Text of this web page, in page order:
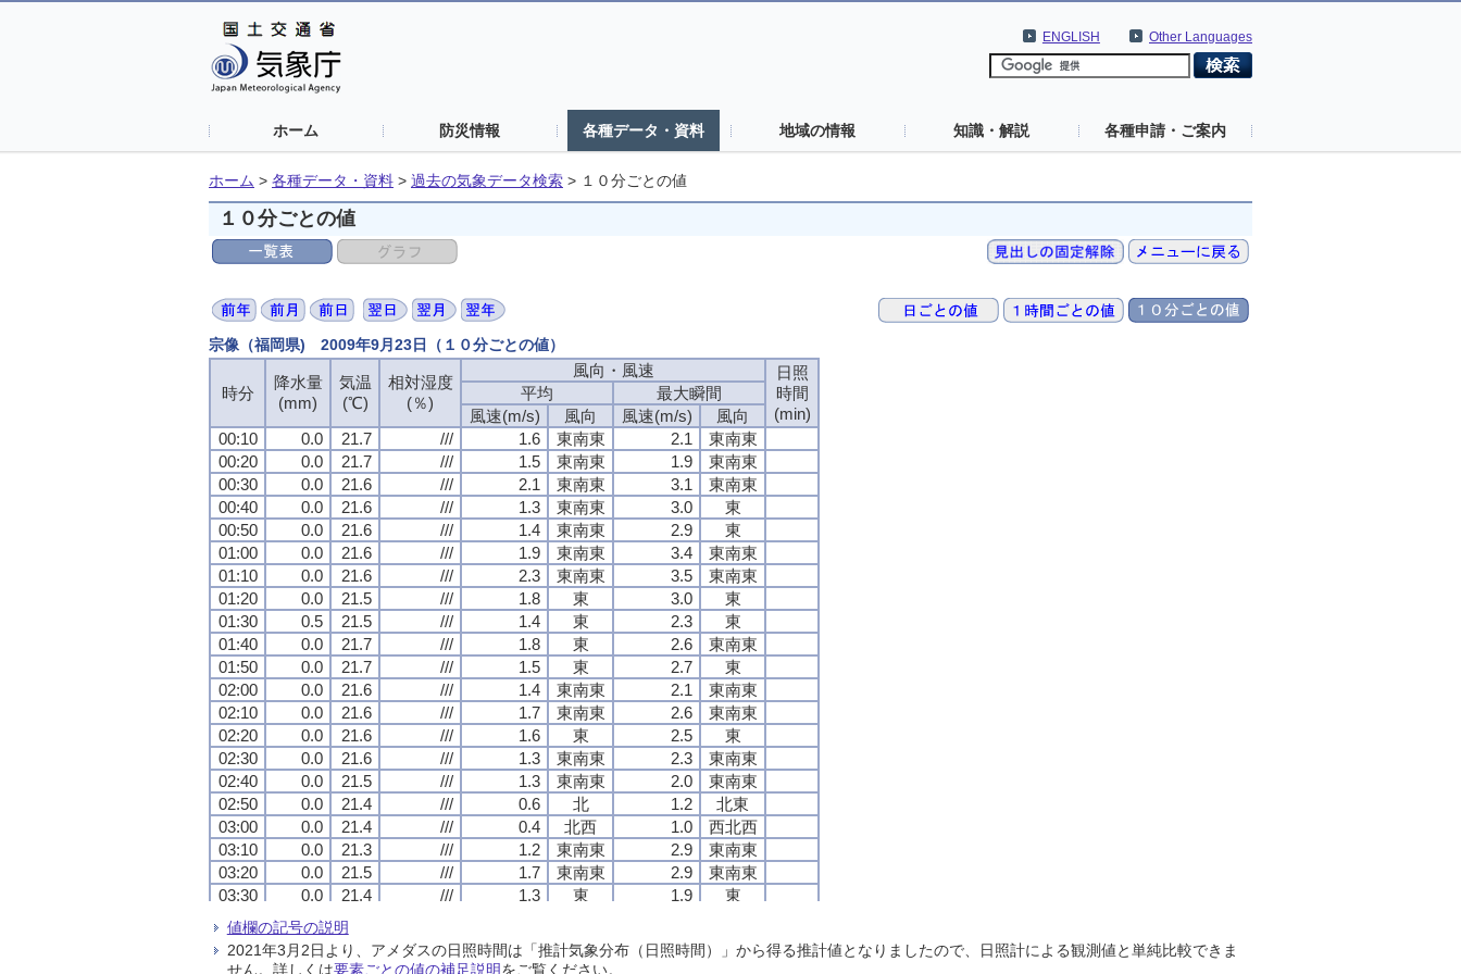
Other Languages
ENGLISH
ホーム 防災情報 各種データ・資料 地域の情報 知識・解説 各種申請・ご案内
ホーム > 各種データ・資料 > 過去の気象データ検索 > １０分ごとの値
１０分ごとの値
宗像（福岡県) 2009年9月23日（１０分ごとの値）
時分
降水量
(mm)
気温
(℃)
相対湿度
(％)
風向・風速
日照
時間
(min)
平均
最大瞬間
風速(m/s)
風向 風速(m/s)
風向
00:10
0.0 21.7 /// 1.6 東南東 2.1
東南東
00:20
0.0 21.7 /// 1.5 東南東 1.9
東南東
00:30
0.0 21.6 /// 2.1 東南東 3.1
東南東
00:40
0.0 21.6 /// 1.3 東南東 3.0
東
00:50
0.0 21.6 /// 1.4 東南東 2.9
東
01:00
0.0 21.6 /// 1.9 東南東 3.4
東南東
01:10
0.0 21.6 /// 2.3 東南東 3.5
東南東
01:20
0.0 21.5 /// 1.8 東 3.0
東
01:30
0.5 21.5 /// 1.4 東 2.3
東
01:40
0.0 21.7 /// 1.8 東 2.6
東南東
01:50
0.0 21.7 /// 1.5 東 2.7
東
02:00
0.0 21.6 /// 1.4 東南東 2.1
東南東
02:10
0.0 21.6 /// 1.7 東南東 2.6
東南東
02:20
0.0 21.6 /// 1.6 東 2.5
東
02:30
0.0 21.6 /// 1.3 東南東 2.3
東南東
02:40
0.0 21.5 /// 1.3 東南東 2.0
東南東
02:50
0.0 21.4 /// 0.6 北 1.2
北東
03:00
0.0 21.4 /// 0.4 北西 1.0
西北西
03:10
0.0 21.3 /// 1.2 東南東 2.9
東南東
03:20
0.0 21.5 /// 1.7 東南東 2.9
東南東
03:30
0.0 21.4 /// 1.3 東 1.9
東
03:40
0.0 21.4
03:50
0.0 21.3 /// 0.9 東南東 1.5
東
04:00
0.0 21.3 /// 1.6 東 2.2 東北東
時分
降水量
(mm)
気温
(℃)
相対湿度
(％)
風向・風速
日照
時間
(min)
平均
最大瞬間
風速(m/s)
風向 風速(m/s)
風向
00:10
0.0 21.7 /// 1.6 東南東 2.1
東南東
00:20
0.0 21.7 /// 1.5 東南東 1.9
東南東
00:30
0.0 21.6 /// 2.1 東南東 3.1
東南東
00:40
0.0 21.6 /// 1.3 東南東 3.0
東
00:50
0.0 21.6 /// 1.4 東南東 2.9
東
01:00
0.0 21.6 /// 1.9 東南東 3.4
東南東
01:10
0.0 21.6 /// 2.3 東南東 3.5
東南東
01:20
0.0 21.5 /// 1.8 東 3.0
東
01:30
0.5 21.5 /// 1.4 東 2.3
東
01:40
0.0 21.7 /// 1.8 東 2.6
東南東
01:50
0.0 21.7 /// 1.5 東 2.7
東
02:00
0.0 21.6 /// 1.4 東南東 2.1
東南東
02:10
0.0 21.6 /// 1.7 東南東 2.6
東南東
02:20
0.0 21.6 /// 1.6 東 2.5
東
02:30
0.0 21.6 /// 1.3 東南東 2.3
東南東
02:40
0.0 21.5 /// 1.3 東南東 2.0
東南東
02:50
0.0 21.4 /// 0.6 北 1.2
北東
03:00
0.0 21.4 /// 0.4 北西 1.0
西北西
03:10
0.0 21.3 /// 1.2 東南東 2.9
東南東
03:20
0.0 21.5 /// 1.7 東南東 2.9
東南東
03:30
0.0 21.4 /// 1.3 東 1.9
東
03:40
0.0 21.4
03:50
0.0 21.3 /// 0.9 東南東 1.5
東
04:00
0.0 21.3 /// 1.6 東 2.2 東北東
時分
降水量
(mm)
気温
(℃)
相対湿度
(％)
風向・風速
日照
時間
(min)
平均
最大瞬間
風速(m/s)
風向 風速(m/s)
風向
00:10
0.0 21.7 /// 1.6 東南東 2.1
東南東
00:20
0.0 21.7 /// 1.5 東南東 1.9
東南東
00:30
0.0 21.6 /// 2.1 東南東 3.1
東南東
00:40
0.0 21.6 /// 1.3 東南東 3.0
東
00:50
0.0 21.6 /// 1.4 東南東 2.9
東
01:00
0.0 21.6 /// 1.9 東南東 3.4
東南東
01:10
0.0 21.6 /// 2.3 東南東 3.5
東南東
01:20
0.0 21.5 /// 1.8 東 3.0
東
01:30
0.5 21.5 /// 1.4 東 2.3
東
01:40
0.0 21.7 /// 1.8 東 2.6
東南東
01:50
0.0 21.7 /// 1.5 東 2.7
東
02:00
0.0 21.6 /// 1.4 東南東 2.1
東南東
02:10
0.0 21.6 /// 1.7 東南東 2.6
東南東
02:20
0.0 21.6 /// 1.6 東 2.5
東
02:30
0.0 21.6 /// 1.3 東南東 2.3
東南東
02:40
0.0 21.5 /// 1.3 東南東 2.0
東南東
02:50
0.0 21.4 /// 0.6 北 1.2
北東
03:00
0.0 21.4 /// 0.4 北西 1.0
西北西
03:10
0.0 21.3 /// 1.2 東南東 2.9
東南東
03:20
0.0 21.5 /// 1.7 東南東 2.9
東南東
03:30
0.0 21.4 /// 1.3 東 1.9
東
03:40
0.0 21.4
03:50
0.0 21.3 /// 0.9 東南東 1.5
東
04:00
0.0 21.3 /// 1.6 東 2.2 東北東
時分
降水量
(mm)
気温
(℃)
相対湿度
(％)
風向・風速
日照
時間
(min)
平均
最大瞬間
風速(m/s)
風向 風速(m/s)
風向
00:10
0.0 21.7 /// 1.6 東南東 2.1
東南東
00:20
0.0 21.7 /// 1.5 東南東 1.9
東南東
00:30
0.0 21.6 /// 2.1 東南東 3.1
東南東
00:40
0.0 21.6 /// 1.3 東南東 3.0
東
00:50
0.0 21.6 /// 1.4 東南東 2.9
東
01:00
0.0 21.6 /// 1.9 東南東 3.4
東南東
01:10
0.0 21.6 /// 2.3 東南東 3.5
東南東
01:20
0.0 21.5 /// 1.8 東 3.0
東
01:30
0.5 21.5 /// 1.4 東 2.3
東
01:40
0.0 21.7 /// 1.8 東 2.6
東南東
01:50
0.0 21.7 /// 1.5 東 2.7
東
02:00
0.0 21.6 /// 1.4 東南東 2.1
東南東
02:10
0.0 21.6 /// 1.7 東南東 2.6
東南東
02:20
0.0 21.6 /// 1.6 東 2.5
東
02:30
0.0 21.6 /// 1.3 東南東 2.3
東南東
02:40
0.0 21.5 /// 1.3 東南東 2.0
東南東
02:50
0.0 21.4 /// 0.6 北 1.2
北東
03:00
0.0 21.4 /// 0.4 北西 1.0
西北西
03:10
0.0 21.3 /// 1.2 東南東 2.9
東南東
03:20
0.0 21.5 /// 1.7 東南東 2.9
東南東
03:30
0.0 21.4 /// 1.3 東 1.9
東
03:40
0.0 21.4
03:50
0.0 21.3 /// 0.9 東南東 1.5
東
04:00
0.0 21.3 /// 1.6 東 2.2 東北東
値欄の記号の説明
2021年3月2日より、アメダスの日照時間は「推計気象分布（日照時間）」から得る推計値となりましたので、日照計による観測値と単純比較できま
せん。詳しくは要素ごとの値の補足説明をご覧ください。